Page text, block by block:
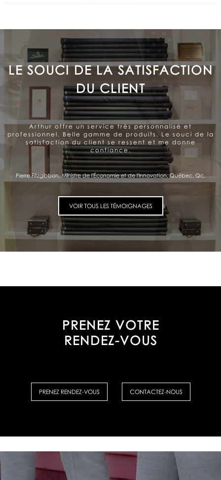
LE SOUCI DE LA SATISFACTION
DU CLIENT
Arthur offre un service très personnalisé et
professionnel. Belle gamme de produits. Le souci de la
satisfaction du client se ressent et me donne
confiance.
Pierre Fitzgibbon, Ministre de l'Économie et de l'Innovation, Québec, Qc.
VOIR TOUS LES TÉMOIGNAGES
PRENEZ VOTRE
RENDEZ-VOUS
PRENEZ RENDEZ-VOUS CONTACTEZ-NOUS